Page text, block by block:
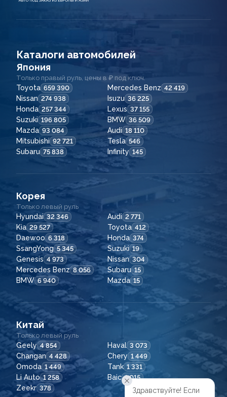
Каталоги автомобилей
Япония
Только правый руль, цены в ₽ под ключ.
Toyota 659 390 Mercedes Benz 42 419
Nissan 274 938 Isuzu 36 225
Honda 257 344 Lexus 37 155
Suzuki 196 805 BMW 36 509
Mazda 93 084 Audi 18 110
Mitsubishi 92 721 Tesla 546
Subaru 75 838 Infinity 145
Корея
Только левый руль
Hyundai 32 346 Audi 2 771
Kia 29 527 Toyota 412
Daewoo 6 318 Honda 374
SsangYong 5 345 Suzuki 19
Genesis 4 973 Nissan 304
Mercedes Benz 8 056 Subaru 15
BMW 6 940 Mazda 15
Китай
Только левый руль
Geely 4 854 Haval 3 073
Changan 4 428 Chery 1 449
Omoda 1 449 Tank 1 331
Li Auto 1 258 Baic 1 015
Zeekr 378
Здравствуйте! Если